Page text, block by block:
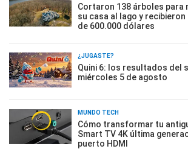
Cortaron 138 árboles para
su casa al lago y recibieron
de 600.000 dólares
¿JUGASTE?
Quini 6: los resultados del
miércoles 5 de agosto
MUNDO TECH
Cómo transformar tu
Smart TV 4K última
puerto HDMI